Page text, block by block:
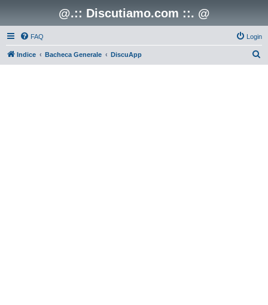
@.:: Discutiamo.com ::. @
FAQ Login
Indice Bacheca Generale DiscuApp